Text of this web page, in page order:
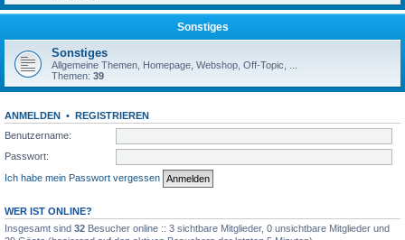
Sonstiges
Sonstiges
Allgemeine Themen, Homepage, Webshop, Off-Topic, ...
Themen: 39
ANMELDEN • REGISTRIEREN
Benutzername:
Passwort:
Ich habe mein Passwort vergessen
WER IST ONLINE?
Insgesamt sind 32 Besucher online :: 3 sichtbare Mitglieder, 0 unsichtbare Mitglieder und